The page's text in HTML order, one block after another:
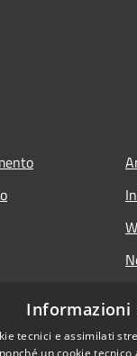
Informazioni
tecnici e assimilati
un cookie